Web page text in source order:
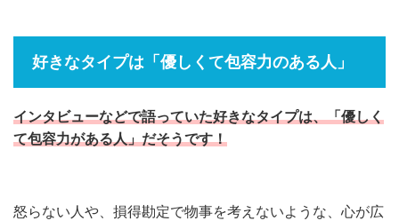
好きなタイプは「優しくて包容力のある人」
インタビューなどで語っていた好きなタイプは、「優しく
て包容力がある人」だそうです！
怒らない人や、損得勘定で物事を考えないような、心が広